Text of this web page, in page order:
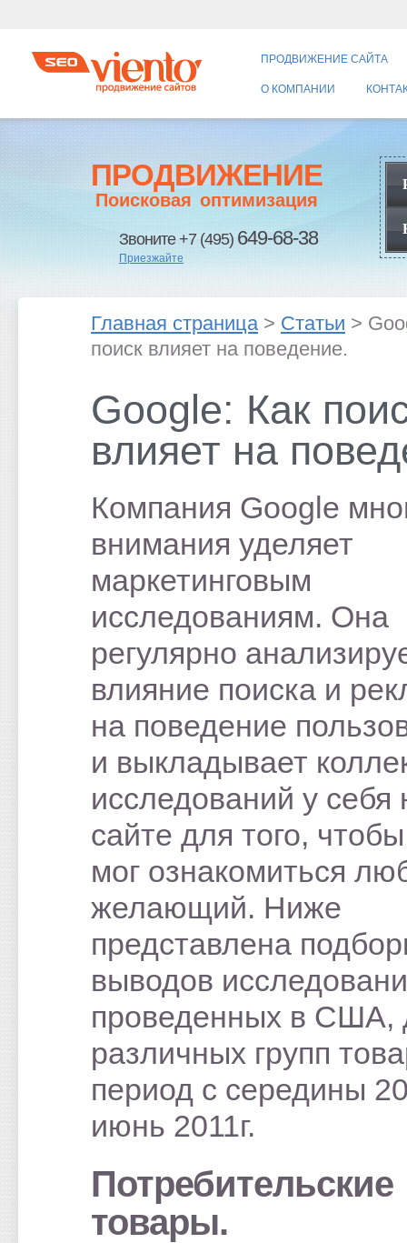
ПРОДВИЖЕНИЕ САЙТА
О КОМПАНИИ
ПРОДВИЖЕНИЕ
Поисковая оптимизация
Звоните +7 (495) 649-68-38
Приезжайте
Главная страница> Статьи >
поиск влияет на поведение.
Google: Как
влияет на
Компания Google
внимания уделяет
маркетинговым
исследованиям. Она
регулярно
влияние поиска и
на поведение
и выкладывает
исследований у себя
сайте для того,
мог ознакомиться
желающий. Ниже
представлена
выводов
проведенных в США,
различных групп
период с середины
июнь 2011г.
Потребительские
товары.